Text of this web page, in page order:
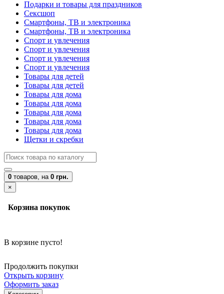
Подарки и товары для праздников
Сексшоп
Смартфоны, ТВ и электроника
Смартфоны, ТВ и электроника
Спорт и увлечения
Спорт и увлечения
Спорт и увлечения
Спорт и увлечения
Товары для детей
Товары для детей
Товары для дома
Товары для дома
Товары для дома
Товары для дома
Товары для дома
Щетки и скребки
0 товаров, на 0 грн.
×
Корзина покупок
В корзине пусто!
Продолжить покупки
Открыть корзину
Оформить заказ